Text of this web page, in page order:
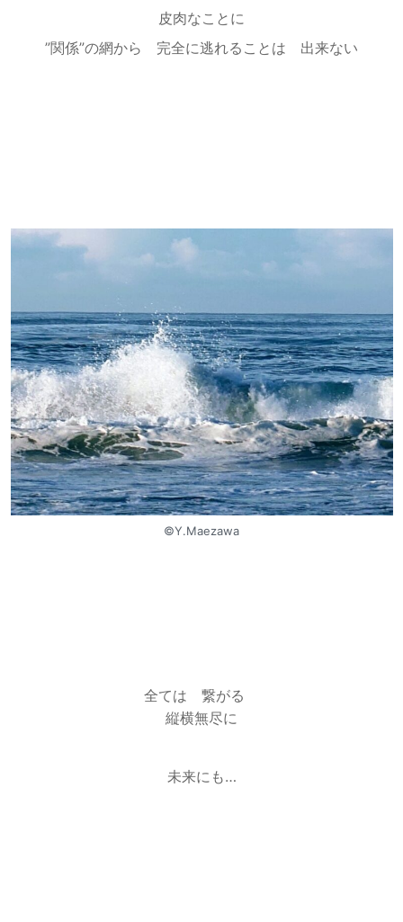
皮肉なことに
”関係”の網から 完全に逃れることは 出来ない
©︎Y.Maezawa
全ては 繋がる
縦横無尽に
未来にも…